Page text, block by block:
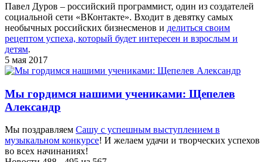
Павел Дуров – российский программист, один из создателей
социальной сети «ВКонтакте». Входит в девятку самых
необычных российских бизнесменов и делиться своим
рецептом успеха, который будет интересен и взрослым и
детям.
5 мая 2017
Мы гордимся нашими учениками: Щепелев
Александр
Мы поздравляем Сашу с успешным выступлением в
музыкальном конкурсе! И желаем удачи и творческих успехов
во всех начинаниях!